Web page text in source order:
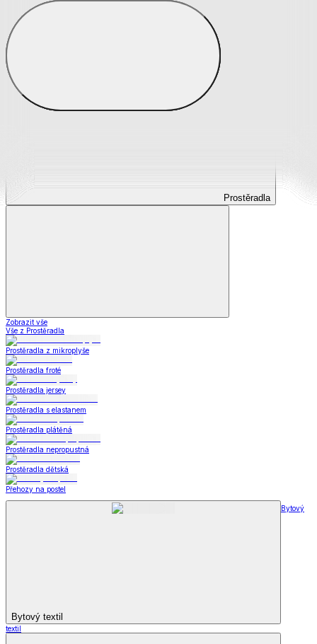
Prostěradla
Prostěradla
Zobrazit vše
Vše z Prostěradla
Prostěradla z mikroplyše
Prostěradla froté
Prostěradla jersey
Prostěradla s elastanem
Prostěradla plátěná
Prostěradla nepropustná
Prostěradla dětská
Přehozy na postel
Bytový textil
Bytový
textil